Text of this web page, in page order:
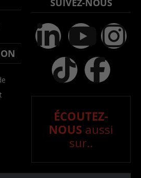
ÉCOUTEZ-
NOUS aussi
sur..